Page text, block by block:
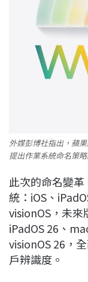
外媒彭博社指出，蘋
提出作業系統命名策
此次的命名變
統：iOS、
visionOS，未
iPadOS 26、
visionOS 26，
戶辨識度。